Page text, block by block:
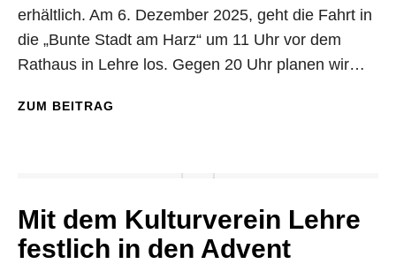
erhältlich. Am 6. Dezember 2025, geht die Fahrt in
die „Bunte Stadt am Harz“ um 11 Uhr vor dem
Rathaus in Lehre los. Gegen 20 Uhr planen wir…
ZUM BEITRAG
Mit dem Kulturverein Lehre
festlich in den Advent